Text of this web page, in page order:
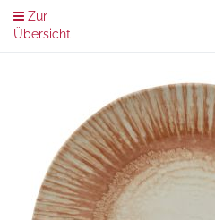
Zur
Übersicht